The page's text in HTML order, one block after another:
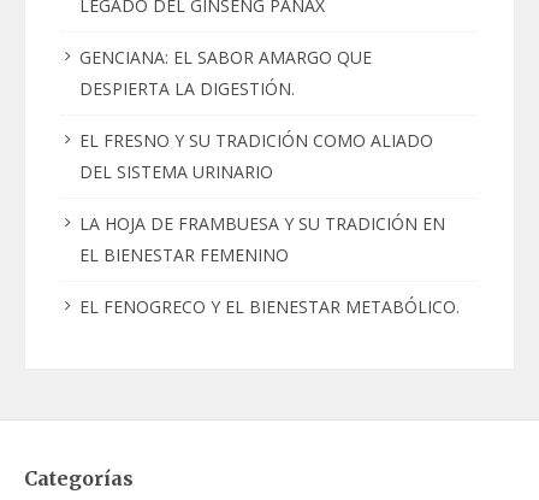
LEGADO DEL GINSENG PANAX
GENCIANA: EL SABOR AMARGO QUE
DESPIERTA LA DIGESTIÓN.
EL FRESNO Y SU TRADICIÓN COMO ALIADO
DEL SISTEMA URINARIO
LA HOJA DE FRAMBUESA Y SU TRADICIÓN EN
EL BIENESTAR FEMENINO
EL FENOGRECO Y EL BIENESTAR METABÓLICO.
Categorías